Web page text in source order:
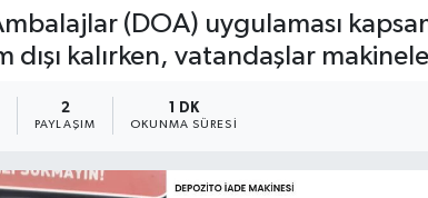
(DOA) uygulaması
kalırken, vatandaşlar
2
PAYLAŞIM
1 DK
OKUNMA SÜRESI